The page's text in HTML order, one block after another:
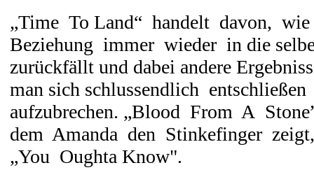
„Time To Land“ handelt davon,
Beziehung immer wieder in die
zurückfällt und dabei andere
man sich schlussendlich
aufzubrechen. „Blood From A
dem Amanda den Stinkefinger
„You Oughta Know".